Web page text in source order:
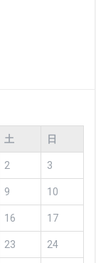
土 日
2 3
9 10
16 17
23 24